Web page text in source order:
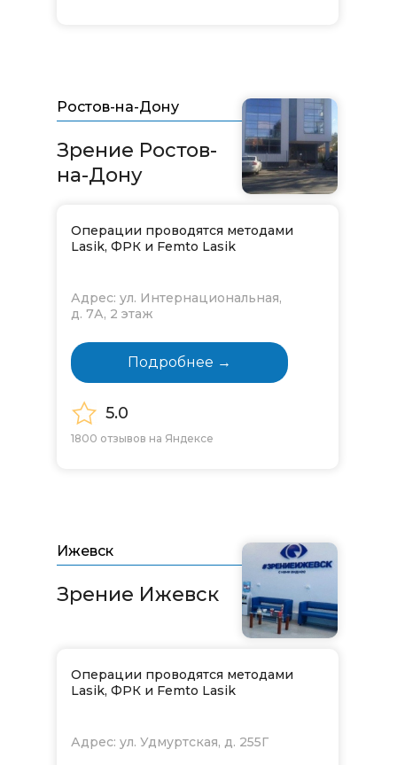
Ростов-на-Дону
Зрение Ростов-
на-Дону
Операции проводятся методами
Lasik, ФРК и Femto Lasik
Подробнее →
Адрес: ул. Интернациональная,
д. 7А, 2 этаж
5.0
1800 отзывов на Яндексе
Ижевск
Зрение Ижевск​​​​​​​
Операции проводятся методами
Lasik, ФРК и Femto Lasik
Адрес: ул. Удмуртская, д. 255Г